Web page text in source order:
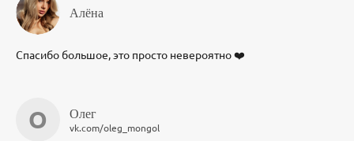
Алёна
Спасибо большое, это просто невероятно ❤️
О Олег
vk.com/oleg_mongol